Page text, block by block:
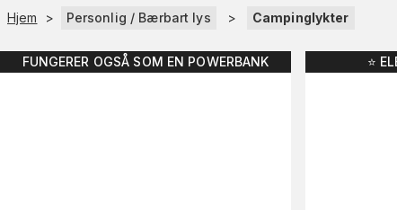
Hjem > Personlig / Bærbart lys > Campinglykter
FUNGERER OGSÅ SOM EN POWERBANK ⭐️